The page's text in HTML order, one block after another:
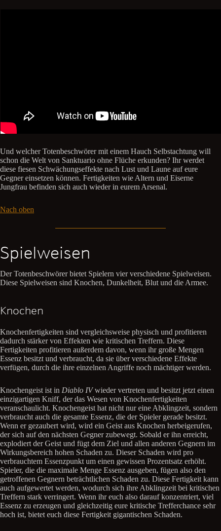
Und welcher Totenbeschwörer mit einem Hauch Selbstachtung will
schon die Welt von Sanktuario ohne Flüche erkunden? Ihr werdet
diese fiesen Schwächungseffekte nach Lust und Laune auf eure
Gegner einsetzen können. Fertigkeiten wie Altern und Eiserne
Jungfrau befinden sich auch wieder in eurem Arsenal.
Nach oben
Spielweisen
Der Totenbeschwörer bietet Spielern vier verschiedene Spielweisen.
Diese Spielweisen sind Knochen, Dunkelheit, Blut und die Armee.
Knochen
Knochenfertigkeiten sind vergleichsweise physisch und profitieren
dadurch stärker von Effekten wie kritischen Treffern. Diese
Fertigkeiten profitieren außerdem davon, wenn ihr große Mengen
Essenz besitzt und verbraucht, da sie über verschiedene Effekte
verfügen, durch die ihre einzelnen Angriffe noch mächtiger werden.
Knochengeist ist in Diablo IVwieder vertreten und besitzt jetzt einen
einzigartigen Kniff, der das Wesen von Knochenfertigkeiten
veranschaulicht. Knochengeist hat nicht nur eine Abklingzeit, sondern
verbraucht auch die gesamte Essenz, die der Spieler gerade besitzt.
Wenn er gezaubert wird, wird ein Geist aus Knochen herbeigerufen,
der sich auf den nächsten Gegner zubewegt. Sobald er ihn erreicht,
explodiert der Geist und fügt dem Ziel und allen anderen Gegnern im
Wirkungsbereich hohen Schaden zu. Dieser Schaden wird pro
verbrauchtem Essenzpunkt um einen gewissen Prozentsatz erhöht.
Spieler, die die maximale Menge Essenz ausgeben, fügen also den
getroffenen Gegnern beträchtlichen Schaden zu. Diese Fertigkeit kann
auch aufgewertet werden, wodurch sich ihre Abklingzeit bei kritischen
Treffern stark verringert. Wenn ihr euch also darauf konzentriert, viel
Essenz zu erzeugen und gleichzeitig eure kritische Trefferchance sehr
hoch ist, bietet euch diese Fertigkeit gigantischen Schaden.